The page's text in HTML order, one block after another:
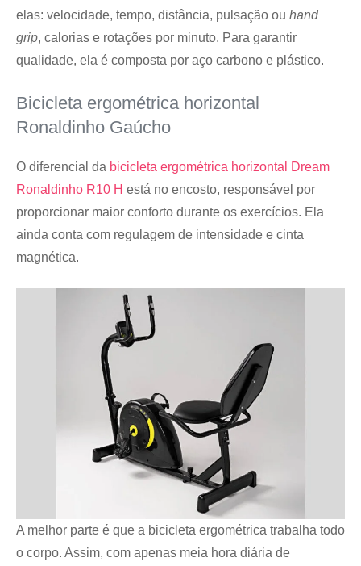
elas: velocidade, tempo, distância, pulsação ou hand
grip, calorias e rotações por minuto. Para garantir
qualidade, ela é composta por aço carbono e plástico.
Bicicleta ergométrica horizontal
Ronaldinho Gaúcho
O diferencial da bicicleta ergométrica horizontal Dream
Ronaldinho R10 H está no encosto, responsável por
proporcionar maior conforto durante os exercícios. Ela
ainda conta com regulagem de intensidade e cinta
magnética.
A melhor parte é que a bicicleta ergométrica trabalha todo
o corpo. Assim, com apenas meia hora diária de